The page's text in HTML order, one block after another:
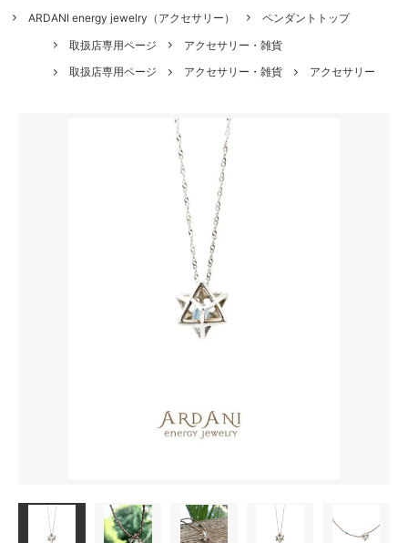
ARDANI energy jewelry（アクセサリー）
ペンダントトップ
取扱店専用ページ
アクセサリー・雑貨
取扱店専用ページ
アクセサリー・雑貨 アクセサリー